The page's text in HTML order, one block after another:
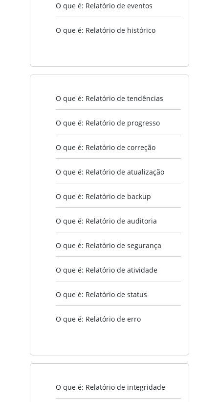
O que é: Relatório de eventos
O que é: Relatório de histórico
O que é: Relatório de tendências
O que é: Relatório de progresso
O que é: Relatório de correção
O que é: Relatório de atualização
O que é: Relatório de backup
O que é: Relatório de auditoria
O que é: Relatório de segurança
O que é: Relatório de atividade
O que é: Relatório de status
O que é: Relatório de erro
O que é: Relatório de integridade